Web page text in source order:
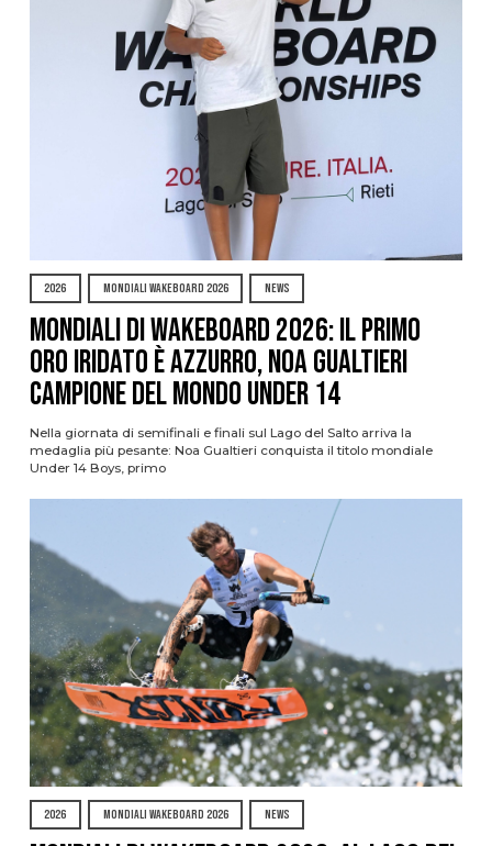
2026 MONDIALI WAKEBOARD 2026 NEWS
Mondiali di Wakeboard 2026: il primo
oro iridato è azzurro, Noa Gualtieri
campione del mondo Under 14
Nella giornata di semifinali e finali sul Lago del Salto arriva la
medaglia più pesante: Noa Gualtieri conquista il titolo mondiale
Under 14 Boys, primo
2026 MONDIALI WAKEBOARD 2026 NEWS